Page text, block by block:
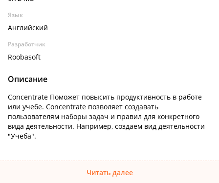
Язык
Английский
Разработчик
Roobasoft
Описание
Concentrate Поможет повысить продуктивность в работе
или учебе. Concentrate позволяет создавать
пользователям наборы задач и правил для конкретного
вида деятельности. Например, создаем вид деятельности
"Учеба".
Читать далее